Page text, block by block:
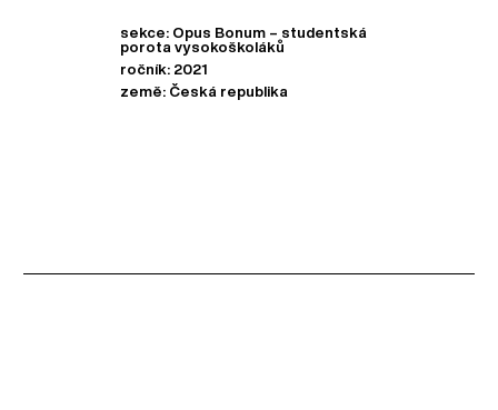
sekce: Opus Bonum – studentská
porota vysokoškoláků
ročník: 2021
země: Česká republika